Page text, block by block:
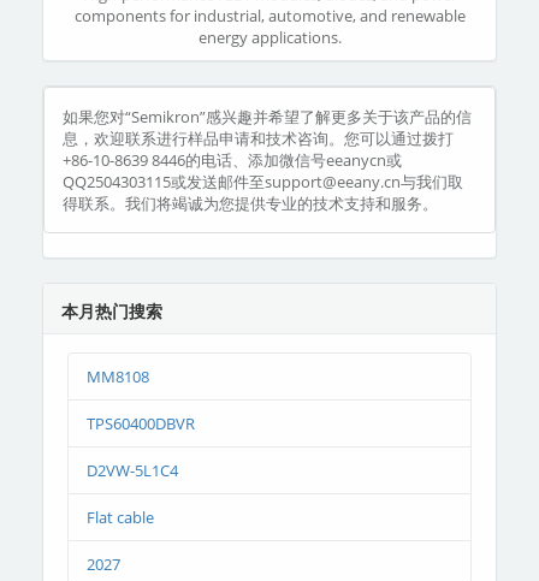
components for industrial, automotive, and renewable
energy applications.
如果您对“Semikron”感兴趣并希望了解更多关于该产品的信
息，欢迎联系进行样品申请和技术咨询。您可以通过拨打
+86-10-8639 8446的电话、添加微信号eeanycn或
QQ2504303115或发送邮件至support@eeany.cn与我们取
得联系。我们将竭诚为您提供专业的技术支持和服务。
本月热门搜索
MM8108
TPS60400DBVR
D2VW-5L1C4
Flat cable
2027